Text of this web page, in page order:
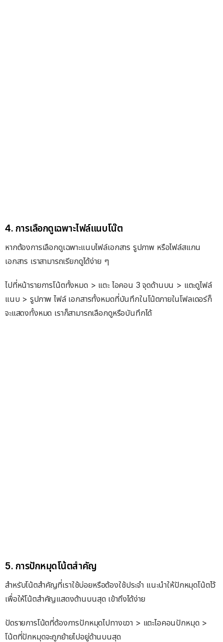
4. การเลือกดูเฉพาะไฟล์แนบโน๊ต
หากต้องการเลือกดูเฉพาะแนบไฟล์เอกสาร รูปภาพ หรือไฟล์สแกน
เอกสาร เราสามารถเรียกดูได้ง่าย ๆ
ไปที่หน้ารายการโน้ตทั้งหมด > แตะ ไอคอน 3 จุดด้านบน > แตะดูไฟล์
แนบ > รูปภาพ ไฟล์ เอกสารทั้งหมดที่บันทึกในโน้ตภายในโฟลเดอร์ก็
จะแสดงทั้งหมด เราก็สามารถเลือกดูหรือบันทึกได้
5. การปักหมุดโน้ตสำคัญ
สำหรับโน้ตสำคัญที่เราใช้บ่อยหรือต้องใช้ประจำ แนะนำให้ปักหมุดโน้ตไว้
เพื่อให้โน้ตสำคัญแสดงด้านบนสุด เข้าถึงได้ง่าย
ปัดรายการโน้ตที่ต้องการปักหมุดไปทางขวา > แตะไอคอนปักหมุด >
โน้ตที่ปักหมุดจะถูกย้ายไปอยู่ด้านบนสุด